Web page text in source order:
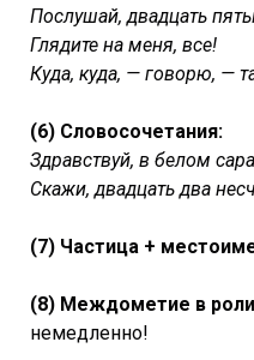
Послушай, двадцать
Глядите на меня, все!
Куда, куда, — говорю, —
(6) Словосочетания:
Здравствуй, в белом
Скажи, двадцать два
(7) Частица +
(8) Междометие в
немедленно!